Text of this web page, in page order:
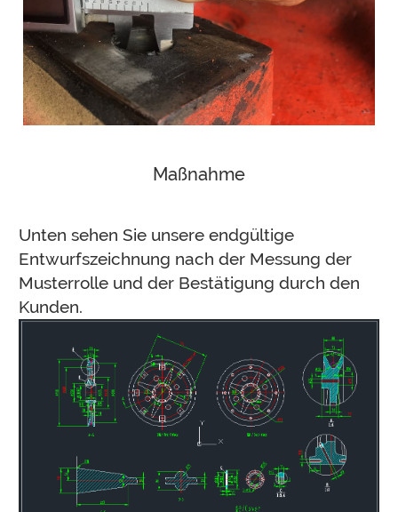
Maßnahme
Unten sehen Sie unsere endgültige
Entwurfszeichnung nach der Messung der
Musterrolle und der Bestätigung durch den
Kunden.